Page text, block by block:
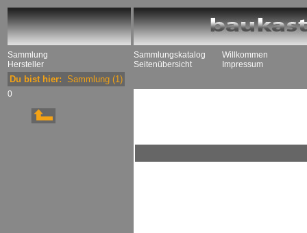
Sammlung
Hersteller
Sammlungskatalog
Seitenübersicht
Willkommen
Impressum
Du bist hier: Sammlung (1)
0